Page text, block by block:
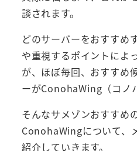
談されます。
どのサーバーをおすすめ
や重視するポイントによ
が、ほぼ毎回、おすすめ
ーがConohaWing（コノ
そんなサメゾンおすすめ
ConohaWingについて、
紹介していきます。